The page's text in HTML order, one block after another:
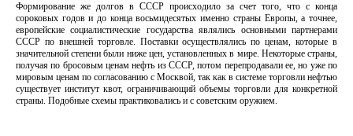
Формирование же долгов в СССР происходило за счет того, что с конца
сороковых годов и до конца восьмидесятых именно страны Европы, а точнее,
европейские социалистические государства являлись основными партнерами
СССР по внешней торговле. Поставки осуществлялись по ценам, которые в
значительной степени были ниже цен, установленных в мире. Некоторые страны,
получая по бросовым ценам нефть из СССР, потом перепродавали ее, но уже по
мировым ценам по согласованию с Москвой, так как в системе торговли нефтью
существует институт квот, ограничивающий объемы торговли для конкретной
страны. Подобные схемы практиковались и с советским оружием.